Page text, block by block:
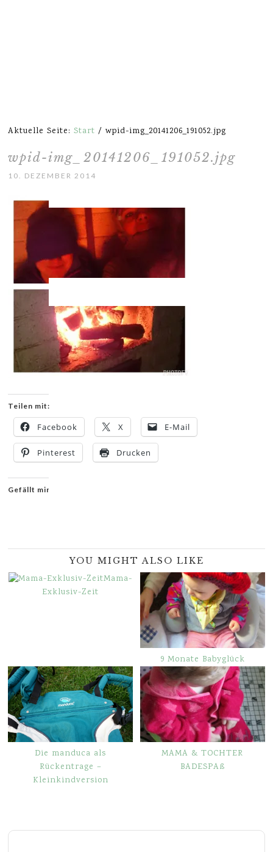
Aktuelle Seite:Start / wpid-img_20141206_191052.jpg
wpid-img_20141206_191052.jpg
10. DEZEMBER 2014
Teilen mit:
Facebook X E-Mail
Pinterest Drucken
Gefällt mir:
YOU MIGHT ALSO LIKE
Mama-
Exklusiv-Zeit
9 Monate Babyglück
Die manduca als
Rückentrage –
Kleinkindversion
MAMA & TOCHTER
BADESPAß